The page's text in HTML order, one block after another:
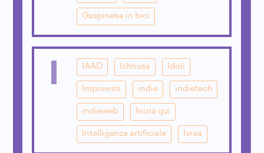
Guspinesa in bici
I IAAD Ichnusa Idoli
Imprevisti indie indietech
indieweb Inizia qui
Intelligenza artificiale Ivrea